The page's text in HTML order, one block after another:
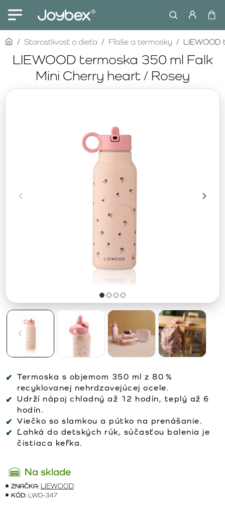
LIEWOOD termoska 350 ml Falk
Mini Cherry heart / Rosey
homeStarostlivosť o dieťa Fľaše a termosky LIEWOOD
Termoska s objemom 350 ml z 80 %
recyklovanej nehrdzavejúcej ocele.
Udrží nápoj chladný až 12 hodín, teplý až 6
hodín.
Viečko so slamkou a pútko na prenášanie.
Ľahká do detských rúk, súčasťou balenia je
čistiaca kefka.
Na sklade
ZNAČKA: LIEWOOD
KÓD: LWD-347